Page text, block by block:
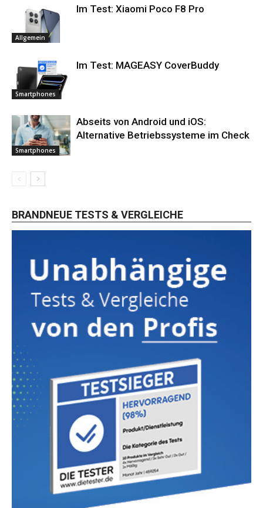
Allgemein
Im Test: Xiaomi Poco F8 Pro
Smartphones
Im Test: MAGEASY CoverBuddy
Smartphones
Abseits von Android und iOS:
Alternative Betriebssysteme im Check
BRANDNEUE TESTS & VERGLEICHE